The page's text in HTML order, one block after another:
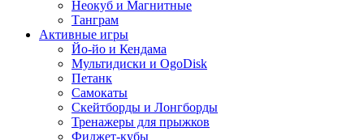
Неокуб и Магнитные
Танграм
Активные игры
Йо-йо и Кендама
Мультидиски и OgoDisk
Петанк
Самокаты
Скейтборды и Лонгборды
Тренажеры для прыжков
Фиджет-кубы